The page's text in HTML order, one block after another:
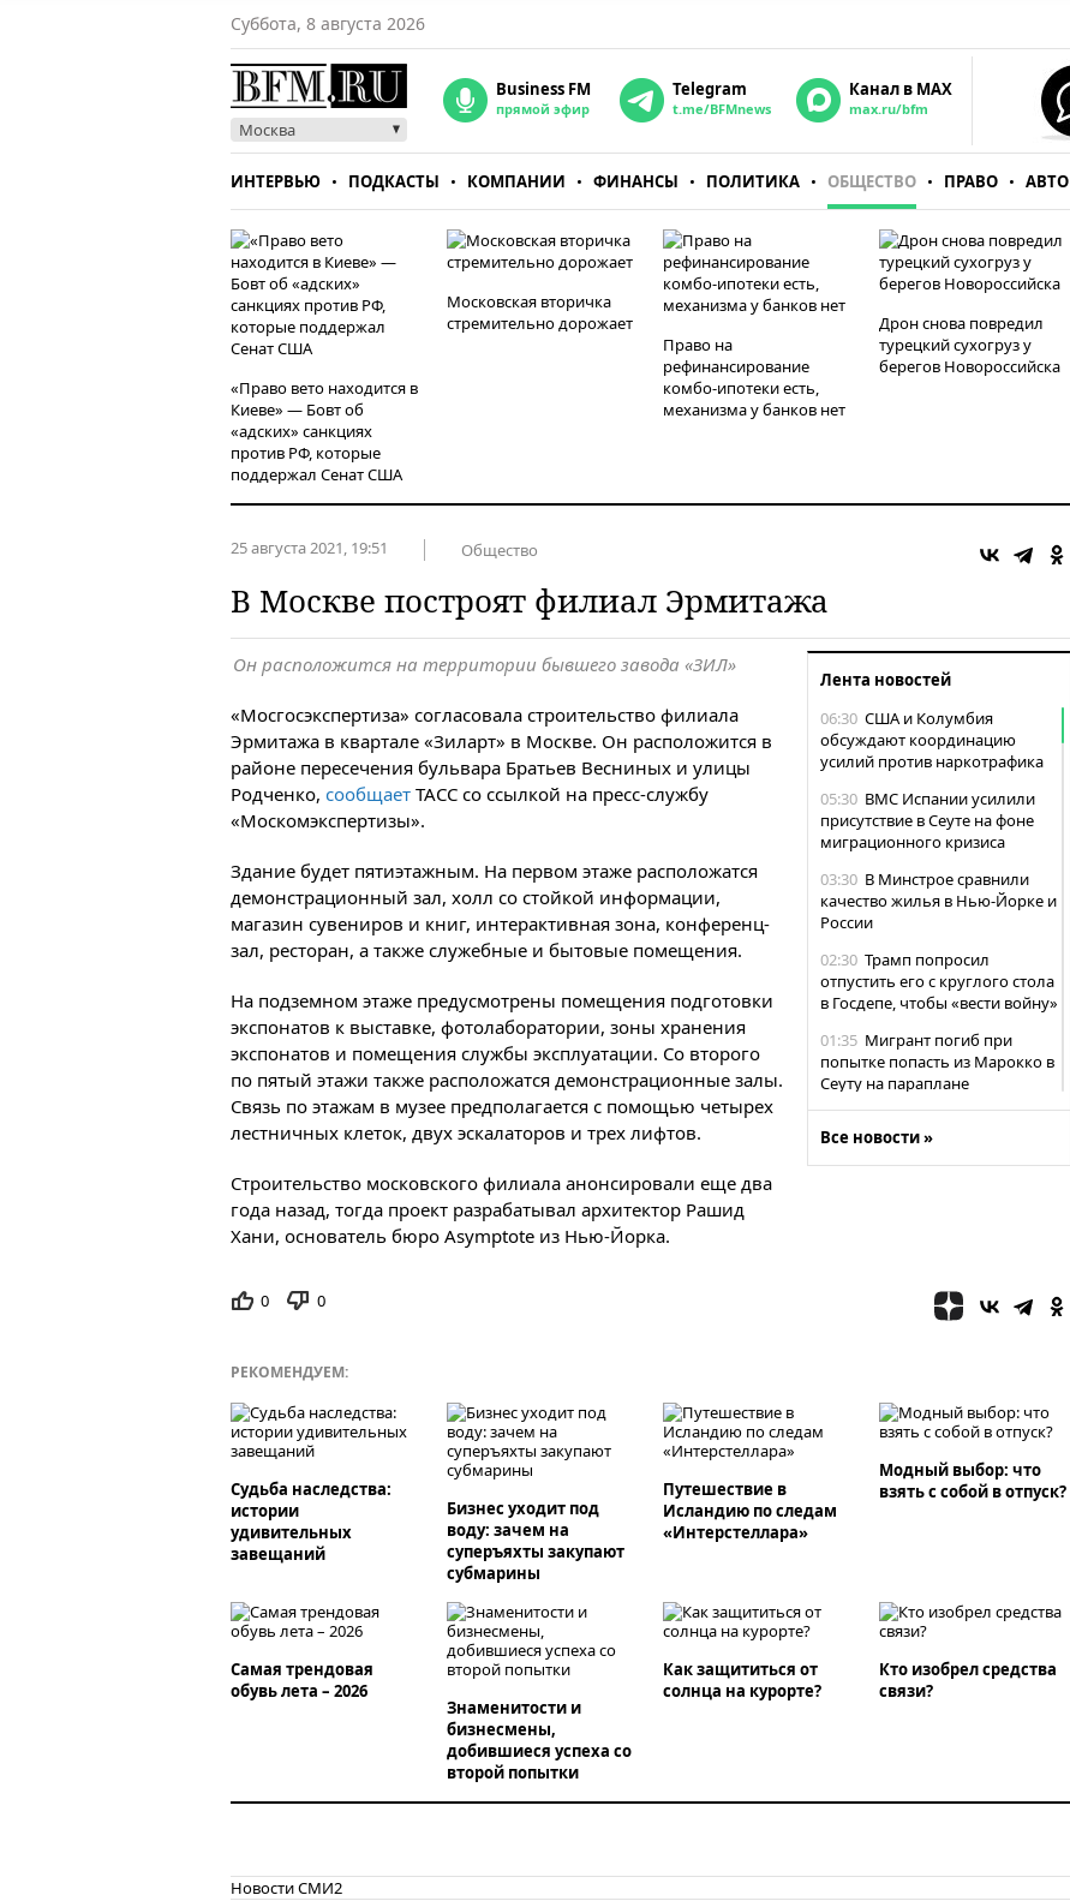
Суббота, 8 августа 2026
Москва
Business FM
прямой эфир
Telegram
t.me/BFMnews
Канал в MAX
max.ru/bfm
ИНТЕРВЬЮ ПОДКАСТЫ КОМПАНИИ ФИНАНСЫ ПОЛИТИКА ОБЩЕСТВО ПРАВО АВТО
СТИЛЬ ТЕСТЫ
«Право вето находится в
Киеве» — Бовт об
«адских» санкциях
против РФ, которые
поддержал Сенат США
Московская вторичка
стремительно дорожает
Право на
рефинансирование
комбо-ипотеки есть,
механизма у банков нет
Дрон снова повредил
турецкий сухогруз у
берегов Новороссийска
25 августа 2021, 19:51 Общество
В Москве построят филиал Эрмитажа
Лента новостей
06:30 США и Колумбия
обсуждают координацию
усилий против наркотрафика
05:30 ВМС Испании усилили
присутствие в Сеуте на фоне
миграционного кризиса
03:30 В Минстрое сравнили
качество жилья в Нью-Йорке и
России
02:30 Трамп попросил
отпустить его с круглого стола
в Госдепе, чтобы «вести войну»
01:35 Мигрант погиб при
попытке попасть из Марокко в
Сеуту на параплане
блок Украину из-за уровня
коррупции
На башню
ресторана «Армения» в Москве
вчера, 22:45
Литовец
протаранил погранпункт при
вчера, 22:28Бессент
анонсировал скорое
получили ножевые ранения
при нападении в Чехии
вчера, 22:00 Путин поручил
выделить средства на новые
складе в Брянске возбудили
Все новости »
Он расположится на территории бывшего завода «ЗИЛ»
«Мосгосэкспертиза» согласовала строительство филиала
Эрмитажа в квартале «Зиларт» в Москве. Он расположится в
районе пересечения бульвара Братьев Весниных и улицы
Родченко, сообщает ТАСС со ссылкой на пресс-службу
«Москомэкспертизы».
Здание будет пятиэтажным. На первом этаже расположатся
демонстрационный зал, холл со стойкой информации,
магазин сувениров и книг, интерактивная зона, конференц-
зал, ресторан, а также служебные и бытовые помещения.
На подземном этаже предусмотрены помещения подготовки
экспонатов к выставке, фотолаборатории, зоны хранения
экспонатов и помещения службы эксплуатации. Со второго
по пятый этажи также расположатся демонстрационные залы.
Связь по этажам в музее предполагается с помощью четырех
лестничных клеток, двух эскалаторов и трех лифтов.
Строительство московского филиала анонсировали еще два
года назад, тогда проект разрабатывал архитектор Рашид
Хани, основатель бюро Asymptote из Нью-Йорка.
0 0
РЕКОМЕНДУЕМ:
Судьба наследства:
истории
удивительных
завещаний
Бизнес уходит под
воду: зачем на
суперъяхты закупают
субмарины
Путешествие в
Исландию по следам
«Интерстеллара»
Модный выбор: что
взять с собой в отпуск?
Самая трендовая
обувь лета – 2026
Знаменитости и
бизнесмены,
добившиеся успеха со
второй попытки
Как защититься от
солнца на курорте?
Кто изобрел средства
связи?
Новости СМИ2